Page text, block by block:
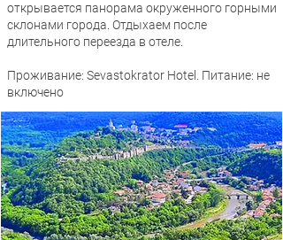
открывается панорама окруженного горными
склонами города. Отдыхаем после
длительного переезда в отеле.
Проживание: Sevastokrator Hotel. Питание: не
включено